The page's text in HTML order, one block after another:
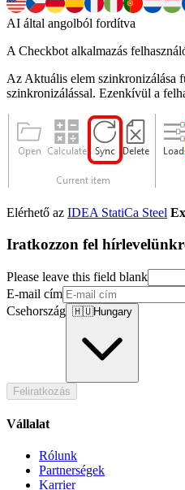
AI által angolból fordítva
A Checkbot alkalmazás
Az Aktuális elem szinkronizálása
szinkronizálással. Ezenkívül a
Elérhető az IDEA StatiCa Steel
Iratkozzon fel
Please leave this field blank
E-mail cím
Csehország 🇭🇺Hungary
Feliratkozás
Vállalat
Rólunk
Partnerségek
Karrier